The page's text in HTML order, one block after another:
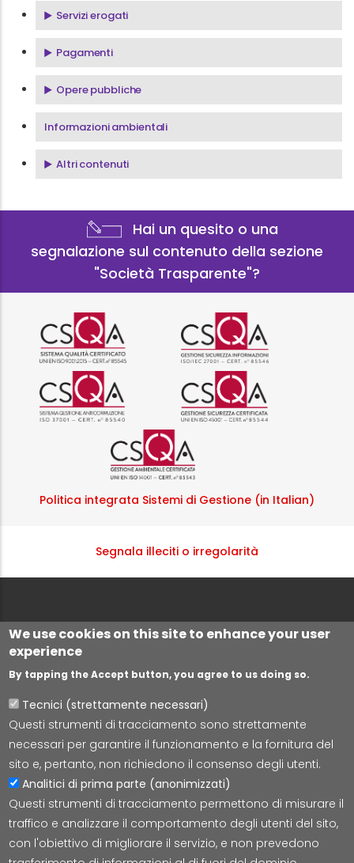
We use cookies on this site to enhance your user
experience
By tapping the Accept button, you agree to us doing so.
Tecnici (strettamente necessari)
Questi strumenti di tracciamento sono strettamente
necessari per garantire il funzionamento e la fornitura del
sito e, pertanto, non richiedono il consenso degli utenti.
Analitici di prima parte (anonimizzati)
Questi strumenti di tracciamento permettono di misurare il
traffico e analizzare il comportamento degli utenti del sito,
con l'obiettivo di migliorare il servizio, e non prevedono
Servizi erogati
Pagamenti
Opere pubbliche
Informazioni ambientali
Altri contenuti
Hai un quesito o una
segnalazione sul contenuto della sezione
"Società Trasparente"?
Logo certificazione ISO 9001
Logo
Logo certificazione ISO 37001
Logo
Logo certificazione ISO
Politica integrata Sistemi di Gestione (in Italian)
Segnala illeciti o irregolarità
Lepida S.c.p.A.
Via della Liberazione 15, 40128 Bologna
segreteria@lepida.it
PEC:
segreteria@pec.lepida.it
Capitale Sociale i.v. ad oggi € 69.881.000,00
P.IVA/CF 02770891204